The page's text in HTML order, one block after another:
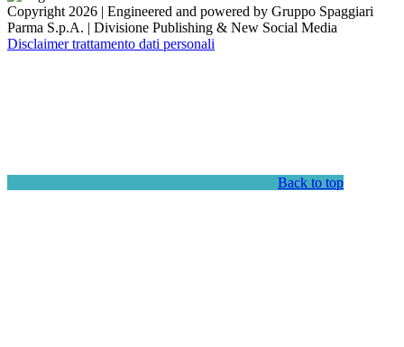
Copyright 2026 | Engineered and powered by Gruppo Spaggiari
Parma S.p.A. | Divisione Publishing & New Social Media
Disclaimer trattamento dati personali
Back to top